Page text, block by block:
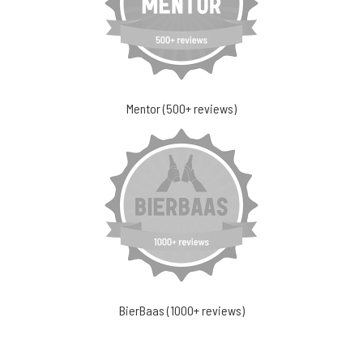
Mentor (500+ reviews)
BierBaas (1000+ reviews)